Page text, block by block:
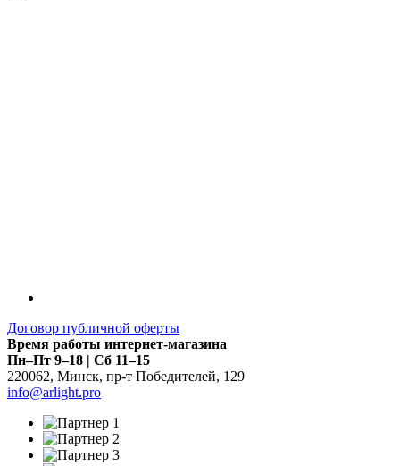
Договор публичной оферты
Время работы интернет-магазина
Пн–Пт 9–18 | Сб 11–15
220062, Минск, пр-т Победителей, 129
info@arlight.pro